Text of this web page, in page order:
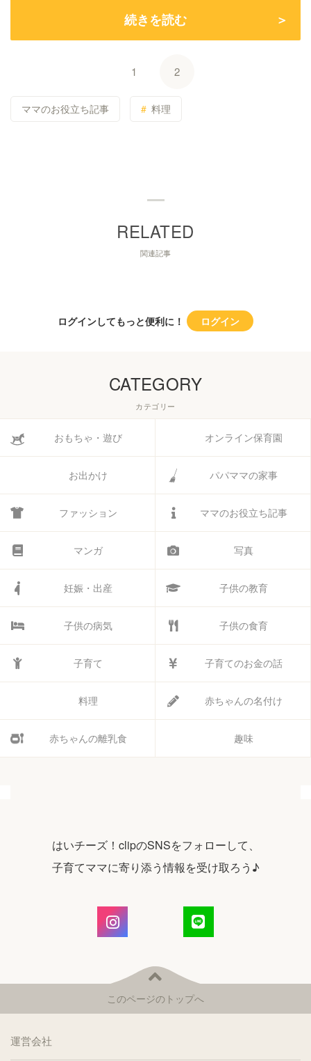
続きを読む
1 2
ママのお役立ち記事 料理
関連記事
ログインしてもっと便利に！ ログイン
CATEGORY
カテゴリー
おもちゃ・遊び オンライン保育園
お出かけ パパママの家事
ファッション ママのお役立ち記事
マンガ 写真
妊娠・出産 子供の教育
子供の病気 子供の食育
子育て 子育てのお金の話
料理 赤ちゃんの名付け
赤ちゃんの離乳食 趣味
はいチーズ！clipのSNSをフォローして、
子育てママに寄り添う情報を受け取ろう♪
このページのトップへ
運営会社